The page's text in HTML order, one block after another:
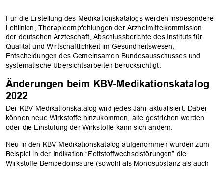
Für die Erstellung des Medikationskatalogs werden insbesondere
Leitlinien, Therapieempfehlungen der Arzneimittelkommission
der deutschen Ärzteschaft, Abschlussberichte des Instituts für
Qualität und Wirtschaftlichkeit im Gesundheitswesen,
Entscheidungen des Gemeinsamen Bundesausschusses und
systematische Übersichtsarbeiten berücksichtigt.
Änderungen beim KBV-Medikationskatalog
2022
Der KBV-Medikationskatalog wird jedes Jahr aktualisiert. Dabei
können neue Wirkstoffe hinzukommen, alte gestrichen werden
oder die Einstufung der Wirkstoffe kann sich ändern.
Neu in den KBV-Medikationskatalog aufgenommen wurden zum
Beispiel in der Indikation “Fettstoffwechselstörungen” die
Wirkstoffe Bempedoinsäure (sowohl als Monosubstanz als auch